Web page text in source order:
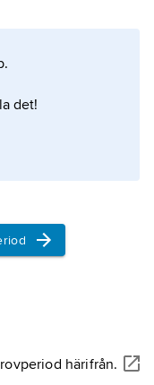
det!
härifrån.